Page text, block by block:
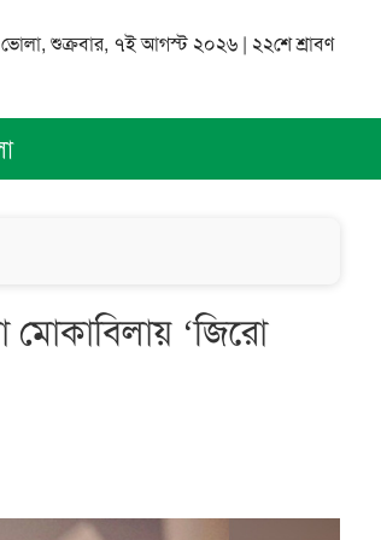
শুক্রবার, ৭ই আগস্ট ২০২৬ | ২২শে শ্রাবণ
মোকাবিলায় ‘জিরো